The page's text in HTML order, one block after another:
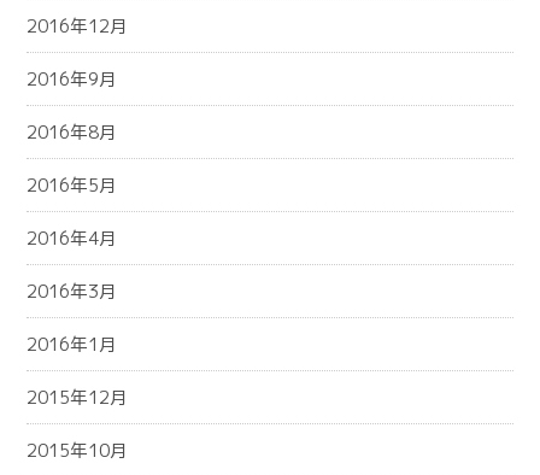
2016年12月
2016年9月
2016年8月
2016年5月
2016年4月
2016年3月
2016年1月
2015年12月
2015年10月